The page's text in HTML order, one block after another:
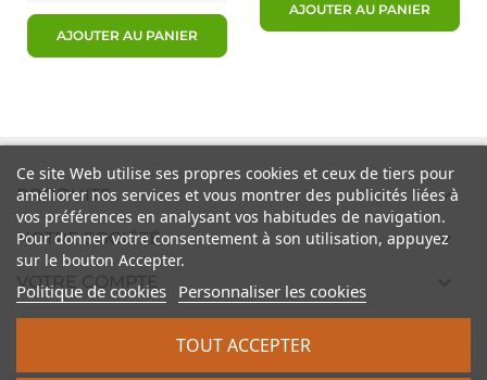
AJOUTER AU PANIER
AJOUTER AU PANIER
PRODUITS 
NOTRE SOCIÉTÉ 
VOTRE COMPTE
Ce site Web utilise ses propres cookies et ceux de tiers pour
améliorer nos services et vous montrer des publicités liées à
vos préférences en analysant vos habitudes de navigation.
Pour donner votre consentement à son utilisation, appuyez
sur le bouton Accepter.
Politique de cookies Personnaliser les cookies
TOUT ACCEPTER